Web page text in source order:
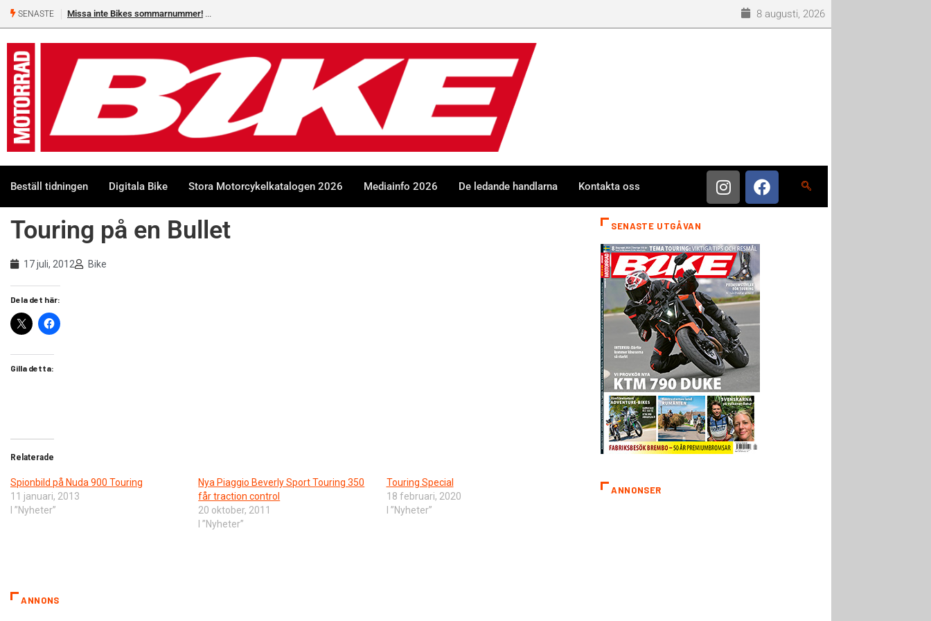
SENASTE Missa inte Bikes sommarnummer! 8 augusti, 2026
Beställ tidningen Digitala Bike Stora Motorcykelkatalogen 2026 Mediainfo 2026 De ledande handlarna Kontakta oss
Touring på en Bullet
17 juli, 2012 Bike
Dela det här:
Gilla detta:
Relaterade
Spionbild på Nuda 900 Touring
11 januari, 2013
I ”Nyheter”
Nya Piaggio Beverly Sport Touring 350
får traction control
20 oktober, 2011
I ”Nyheter”
Touring Special
18 februari, 2020
I ”Nyheter”
ANNONS
SENASTE UTGÅVAN
ANNONSER